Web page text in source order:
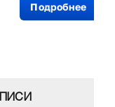
Подробнее